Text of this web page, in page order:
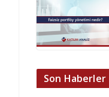
Son Haberler